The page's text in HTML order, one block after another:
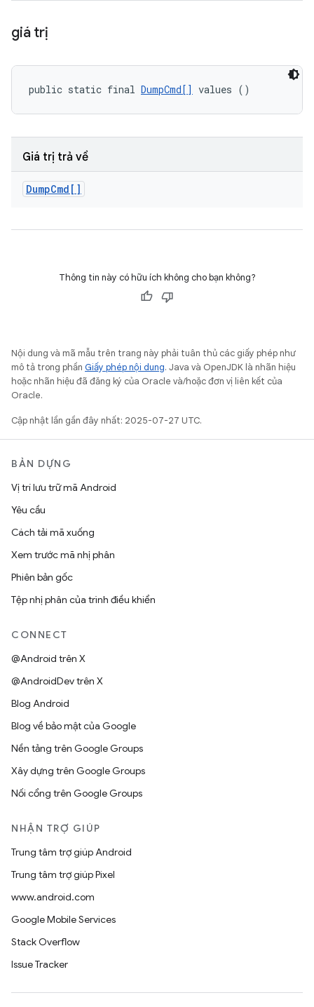
giá trị
public static final DumpCmd[] values ()
Giá trị trả về
DumpCmd[]
Thông tin này có hữu ích không cho bạn không?
Nội dung và mã mẫu trên trang này phải tuân thủ các giấy phép như
mô tả trong phần Giấy phép nội dung. Java và OpenJDK là nhãn hiệu
hoặc nhãn hiệu đã đăng ký của Oracle và/hoặc đơn vị liên kết của
Oracle.
Cập nhật lần gần đây nhất: 2025-07-27 UTC.
BẢN DỰNG
Vị trí lưu trữ mã Android
Yêu cầu
Cách tải mã xuống
Xem trước mã nhị phân
Phiên bản gốc
Tệp nhị phân của trình điều khiển
CONNECT
@Android trên X
@AndroidDev trên X
Blog Android
Blog về bảo mật của Google
Nền tảng trên Google Groups
Xây dựng trên Google Groups
Nối cổng trên Google Groups
NHẬN TRỢ GIÚP
Trung tâm trợ giúp Android
Trung tâm trợ giúp Pixel
www.android.com
Google Mobile Services
Stack Overflow
Issue Tracker